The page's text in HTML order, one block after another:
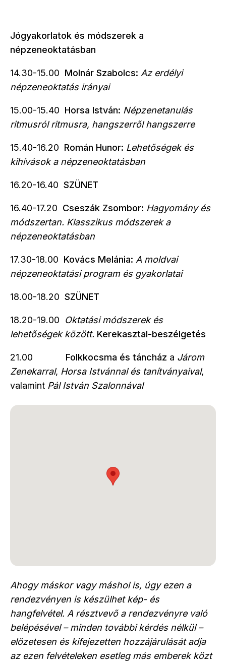
Jógyakorlatok és módszerek a
népzeneoktatásban
14.30-15.00 Molnár Szabolcs: Az erdélyi
népzeneoktatás irányai
15.00-15.40 Horsa István: Népzenetanulás
ritmusról ritmusra, hangszerről hangszerre
15.40-16.20 Román Hunor: Lehetőségek és
kihívások a népzeneoktatásban
16.20-16.40 SZÜNET
16.40-17.20 Cseszák Zsombor: Hagyomány és
módszertan. Klasszikus módszerek a
népzeneoktatásban
17.30-18.00 Kovács Melánia: A moldvai
népzeneoktatási program és gyakorlatai
18.00-18.20 SZÜNET
18.20-19.00 Oktatási módszerek és
lehetőségek között. Kerekasztal-beszélgetés
21.00 Folkkocsma és táncház a Járom
Zenekarral, Horsa Istvánnal és tanítványaival,
valamint Pál István Szalonnával
Ahogy máskor vagy máshol is, úgy ezen a
rendezvényen is készülhet kép- és
hangfelvétel. A résztvevő a rendezvényre való
belépésével – minden további kérdés nélkül –
előzetesen és kifejezetten hozzájárulását adja
az ezen felvételeken esetleg más emberek közt